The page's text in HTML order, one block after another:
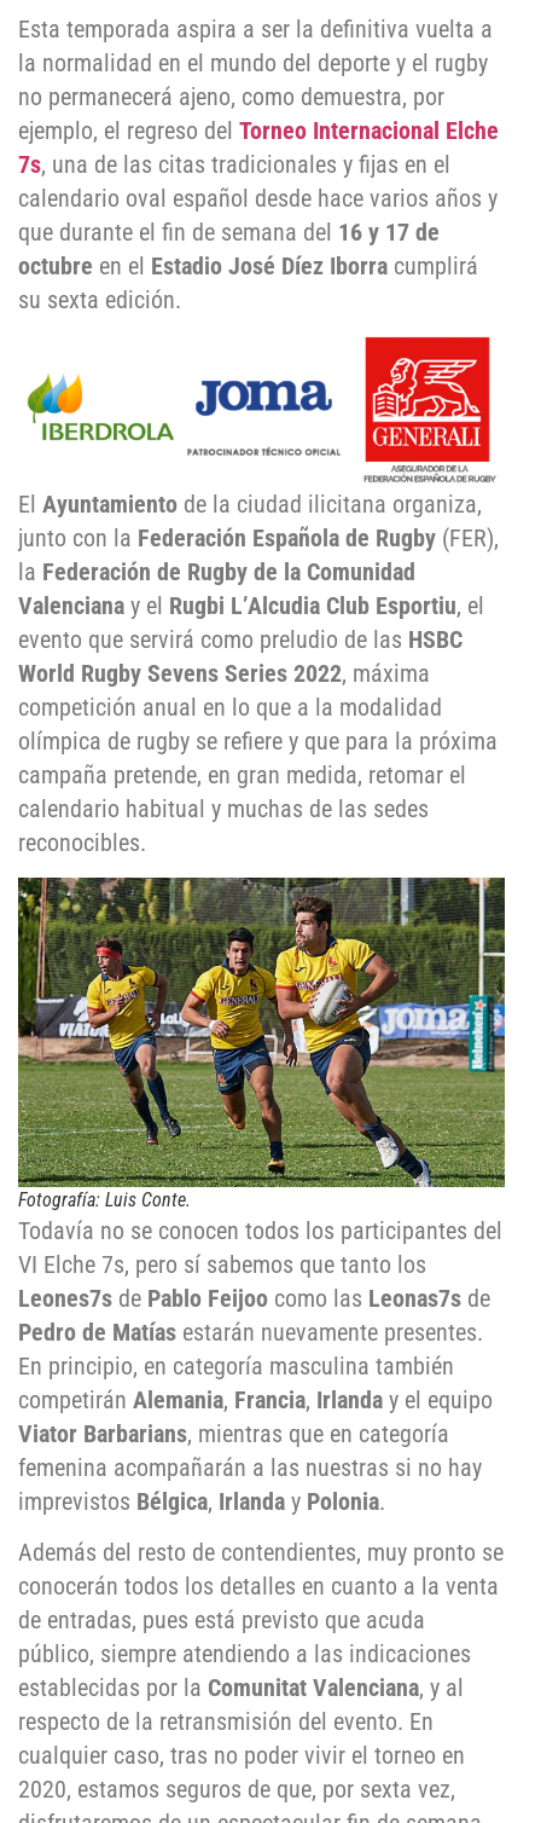
Esta temporada aspira a ser la definitiva vuelta a
la normalidad en el mundo del deporte y el rugby
no permanecerá ajeno, como demuestra, por
ejemplo, el regreso del Torneo Internacional Elche
7s, una de las citas tradicionales y fijas en el
calendario oval español desde hace varios años y
que durante el fin de semana del 16 y 17 de
octubre en el Estadio José Díez Iborra cumplirá
su sexta edición.
El Ayuntamiento de la ciudad ilicitana organiza,
junto con la Federación Española de Rugby (FER),
la Federación de Rugby de la Comunidad
Valenciana y el Rugbi L’Alcudia Club Esportiu, el
evento que servirá como preludio de las HSBC
World Rugby Sevens Series 2022, máxima
competición anual en lo que a la modalidad
olímpica de rugby se refiere y que para la próxima
campaña pretende, en gran medida, retomar el
calendario habitual y muchas de las sedes
reconocibles.
Fotografía: Luis Conte.
Todavía no se conocen todos los participantes del
VI Elche 7s, pero sí sabemos que tanto los
Leones7s de Pablo Feijoo como las Leonas7s de
Pedro de Matías estarán nuevamente presentes.
En principio, en categoría masculina también
competirán Alemania, Francia, Irlanda y el equipo
Viator Barbarians, mientras que en categoría
femenina acompañarán a las nuestras si no hay
imprevistos Bélgica, Irlanda y Polonia.
Además del resto de contendientes, muy pronto se
conocerán todos los detalles en cuanto a la venta
de entradas, pues está previsto que acuda
público, siempre atendiendo a las indicaciones
establecidas por la Comunitat Valenciana, y al
respecto de la retransmisión del evento. En
cualquier caso, tras no poder vivir el torneo en
2020, estamos seguros de que, por sexta vez,